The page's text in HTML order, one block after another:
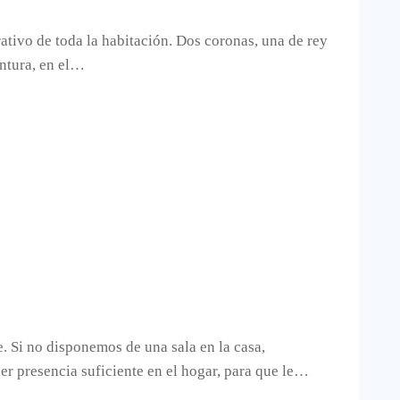
de toda la habitación. Dos coronas, una de rey
en el…
no disponemos de una sala en la casa,
presencia suficiente en el hogar, para que le…